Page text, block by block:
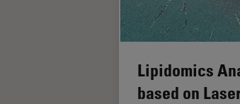
Lipidomics
based on